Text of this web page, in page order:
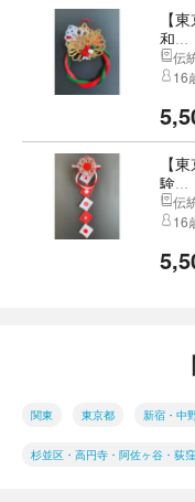
【
和...
伝
16
【
験...
伝
16
関東 東京都 新宿・中
杉並区・高円寺・阿佐ヶ谷・荻窪